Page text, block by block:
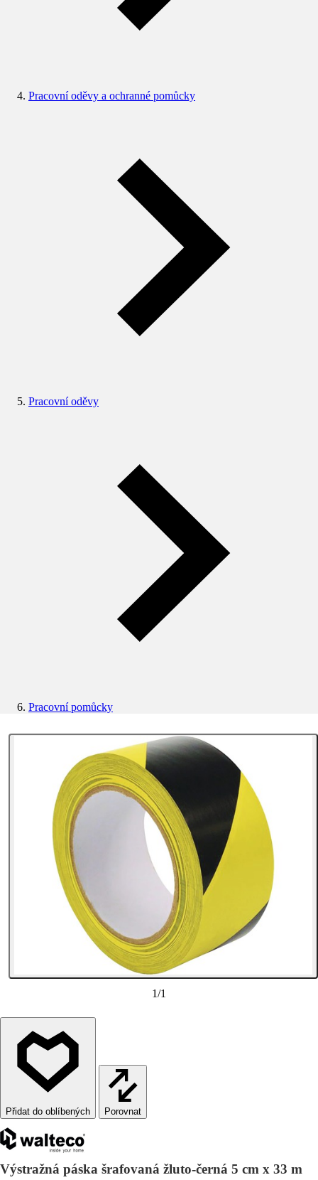
Pracovní oděvy a ochranné pomůcky
Pracovní oděvy
Pracovní pomůcky
1/1
Porovnat
Výstražná páska šrafovaná žluto-černá 5 cm x 33 m